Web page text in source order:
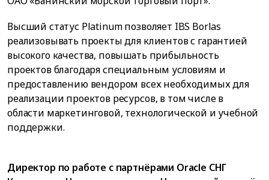
Высший статус Platinum позволяет IBS Borlas
реализовывать проекты для клиентов с гарантией
высокого качества, повышать прибыльность
проектов благодаря специальным условиям и
предоставлению вендором всех необходимых для
реализации проектов ресурсов, в том числе в
области маркетинговой, технологической и учебной
поддержки.
Директор по работе с партнёрами Oracle СНГ